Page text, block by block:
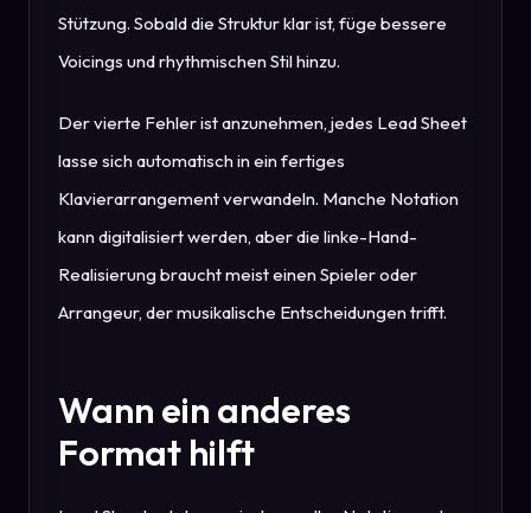
Stützung. Sobald die Struktur klar ist, füge bessere
Voicings und rhythmischen Stil hinzu.
Der vierte Fehler ist anzunehmen, jedes Lead Sheet
lasse sich automatisch in ein fertiges
Klavierarrangement verwandeln. Manche Notation
kann digitalisiert werden, aber die linke-Hand-
Realisierung braucht meist einen Spieler oder
Arrangeur, der musikalische Entscheidungen trifft.
Wann ein anderes
Format hilft